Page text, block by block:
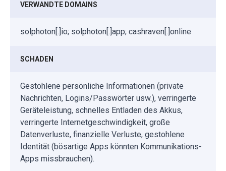
VERWANDTE DOMAINS
solphoton[.]io; solphoton[.]app; cashraven[.]online
SCHADEN
Gestohlene persönliche Informationen (private
Nachrichten, Logins/Passwörter usw.), verringerte
Geräteleistung, schnelles Entladen des Akkus,
verringerte Internetgeschwindigkeit, große
Datenverluste, finanzielle Verluste, gestohlene
Identität (bösartige Apps könnten Kommunikations-
Apps missbrauchen).